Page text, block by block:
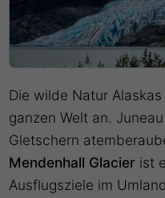
Die wilde Natur
ganzen Welt an.
Gletschern
Mendenhall Glacier ist
Ausflugsziele im